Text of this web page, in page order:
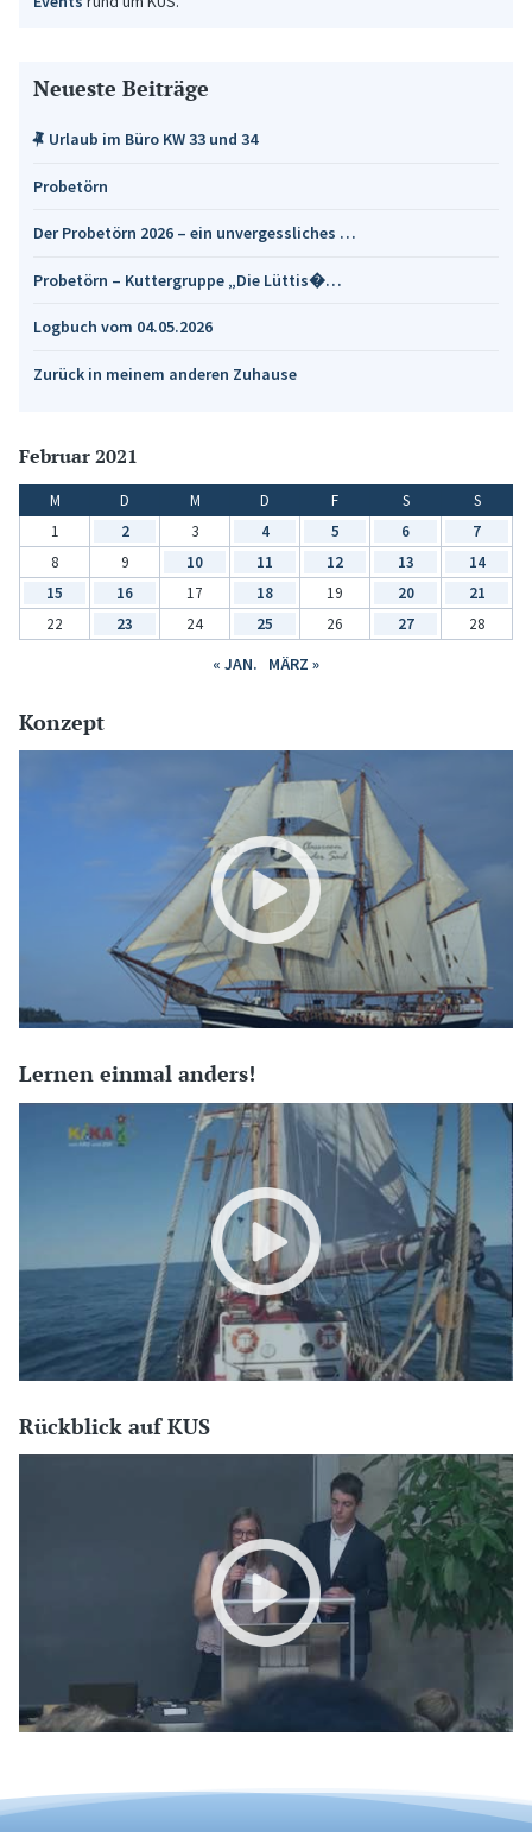
Neueste Beiträge
Urlaub im Büro KW 33 und 34
Probetörn
Der Probetörn 2026 – ein unvergessliches …
Probetörn – Kuttergruppe „Die Lüttis�…
Logbuch vom 04.05.2026
Zurück in meinem anderen Zuhause
Februar 2021
M D M D F S
S
1
2 3 4 5 6
7
8
9 10 11 12 13
14
15
16 17 18 19 20
21
22
23 24 25 26 27 28
« JAN. MÄRZ »
Konzept
Lernen einmal anders!
Rückblick auf KUS